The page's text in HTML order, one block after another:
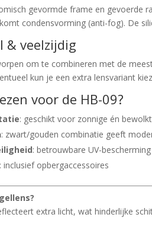
gevormde frame en gevoerde
condensvorming (anti-fog). De
& veelzijdig
om te combineren met de
kun je een extra lensvariant
voor de HB-09?
: geschikt voor zonnige én
: zwart/gouden combinatie geeft
: betrouwbare UV-
: inclusief opbergaccessoires
extra licht, wat hinderlijke